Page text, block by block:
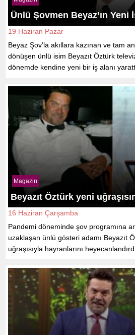
Ünlü Şovmen Beyaz’ın Yeni
19 Haziran Pazar
Beyaz Şov’la akıllara kazınan ve tam
dönüşen ünlü isim Beyazıt Öztürk
dönemde kendine yeni bir iş alanı
Magazin
Beyazıt Öztürk yeni
16 Haziran Çarşamba
Pandemi döneminde şov programına
uzaklaşan ünlü gösteri adamı Beyazıt
uğraşısıyla hayranlarını